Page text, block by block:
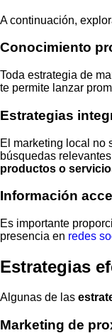
A continuación,
Conocimiento
Toda estrategia de
te permite lanzar
Estrategias
El marketing local no
búsquedas
productos o
Información
Es importante
presencia en redes
Estrategias
Algunas de las
Marketing de